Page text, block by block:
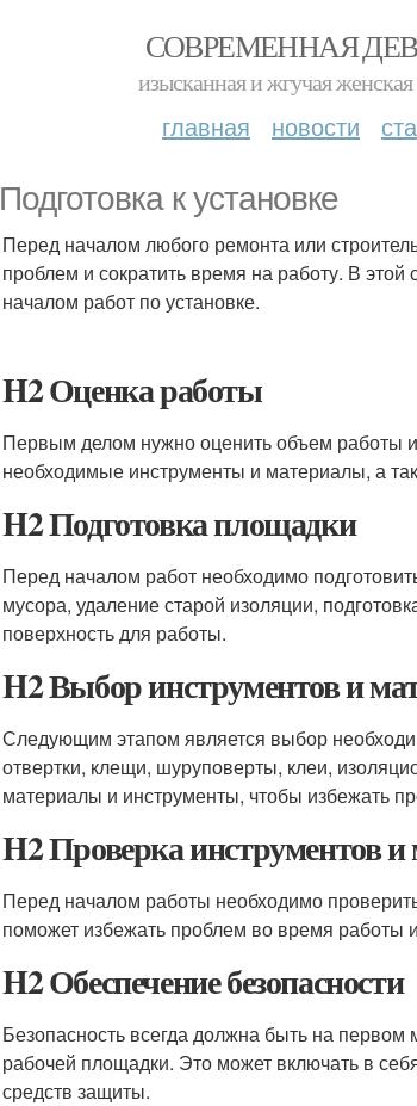
СОВРЕМЕННАЯ
изысканная и жгучая
главная новости
Подготовка к установке
Перед началом любого ремонта или
проблем и сократить время на работу. В
началом работ по установке.
H2 Оценка работы
Первым делом нужно оценить объем работы
необходимые инструменты и материалы, а
H2 Подготовка площадки
Перед началом работ необходимо
мусора, удаление старой изоляции,
поверхность для работы.
H2 Выбор инструментов и
Следующим этапом является выбор
отвертки, клещи, шуруповерты, клеи,
материалы и инструменты, чтобы избежать
H2 Проверка инструментов и
Перед началом работы необходимо
поможет избежать проблем во время работы
H2 Обеспечение безопасности
Безопасность всегда должна быть на
рабочей площадки. Это может включать в
средств защиты.